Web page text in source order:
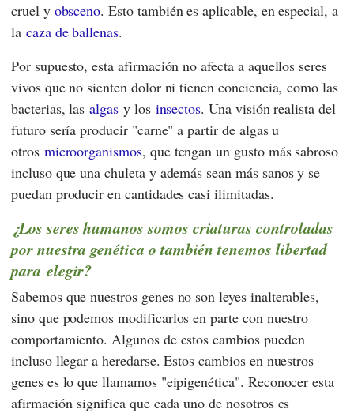
cruel y obsceno. Esto también es aplicable, en especial, a
la caza de ballenas.
Por supuesto, esta afirmación no afecta a aquellos seres
vivos que no sienten dolor ni tienen conciencia, como las
bacterias, lasalgasy los insectos. Una visión realista del
futuro sería producir "carne" a partir de algas u
otros microorganismos, que tengan un gusto más sabroso
incluso que una chuleta y además sean más sanos y se
puedan producir en cantidades casi ilimitadas.
¿Los seres humanos somos criaturas controladas
por nuestra genética o también tenemos libertad
para elegir?
Sabemos que nuestros genes no son leyes inalterables,
sino que podemos modificarlos en parte con nuestro
comportamiento. Algunos de estos cambios pueden
incluso llegar a heredarse. Estos cambios en nuestros
genes es lo que llamamos "eipigenética". Reconocer esta
afirmación significa que cada uno de nosotros es